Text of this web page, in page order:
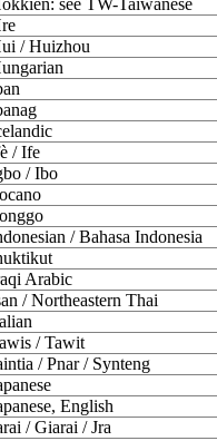
see TW-Taiwanese
/ Huizhou
/ Ife
/ Ibo
/ Bahasa Indonesia
Arabic
/ Northeastern Thai
/ Tawit
/ Pnar / Synteng
English
/ Giarai / Jra